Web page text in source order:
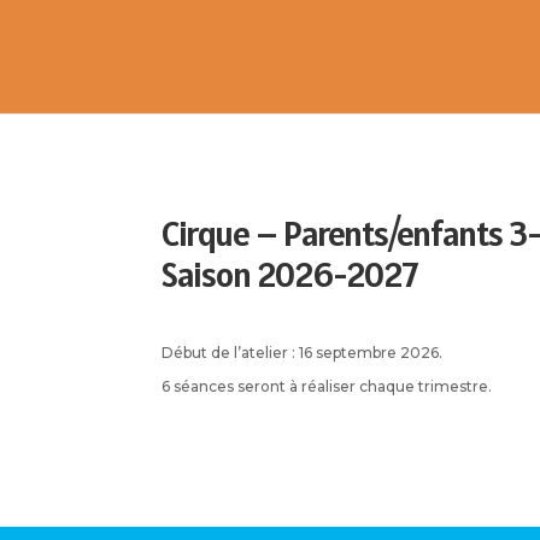
Cirque – Parents/enfants
Saison 2026-2027
Début de l’atelier : 16 septembre 2026.
6 séances seront à réaliser chaque trimestre.